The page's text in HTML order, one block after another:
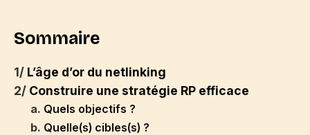
Sommaire
1/ L’âge d’or du netlinking
2/ Construire une stratégie RP efficace
a. Quels objectifs ?
b. Quelle(s) cibles(s) ?